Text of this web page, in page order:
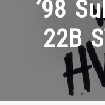
’98
22B